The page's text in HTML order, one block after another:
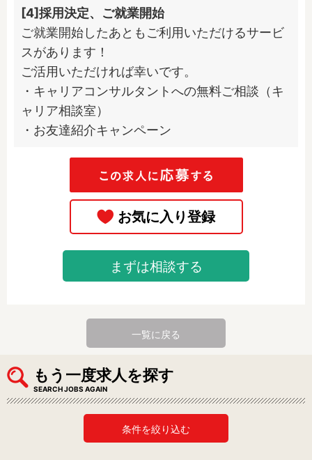
[4]採用決定、ご就業開始
ご就業開始したあともご利用いただけるサービ
スがあります！
ご活用いただければ幸いです。
・キャリアコンサルタントへの無料ご相談（キ
ャリア相談室）
・お友達紹介キャンペーン
まずは相談する
一覧に戻る
もう一度求人を探す
SEARCH JOBS AGAIN
条件を絞り込む